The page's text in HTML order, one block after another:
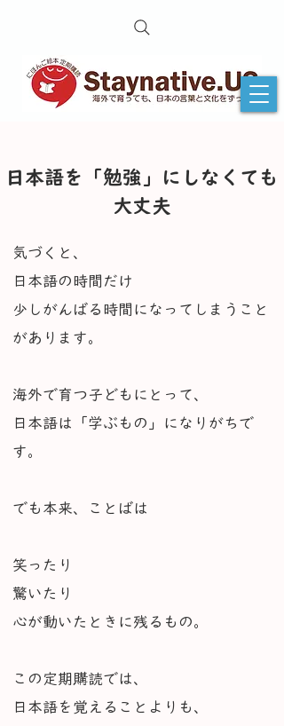
日本語を「勉強」にしなくても
大丈夫
気づくと、
日本語の時間だけ
少しがんばる時間になってしまうこと
があります。
海外で育つ子どもにとって、
日本語は「学ぶもの」になりがちで
す。
でも本来、ことばは
笑ったり
驚いたり
心が動いたときに残るもの。
この定期購読では、
日本語を覚えることよりも、